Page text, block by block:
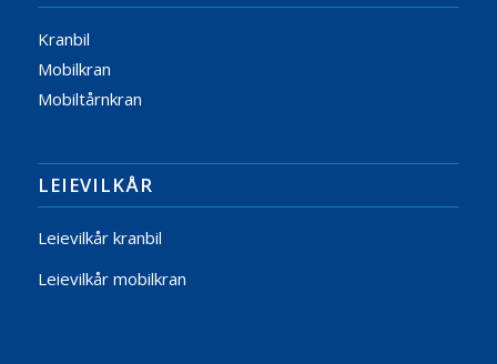
Kranbil
Mobilkran
Mobiltårnkran
LEIEVILKÅR
Leievilkår kranbil
Leievilkår mobilkran